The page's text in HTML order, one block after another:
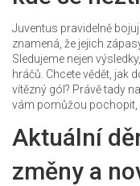
Juventus pravidelně
znamená, že jejich
Sledujeme nejen
hráčů. Chcete vědět, jak
vítězný gól? Právě tady
vám pomůžou pochopit,
Aktuální
změny a